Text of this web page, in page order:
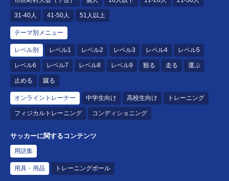
31-40人 41-50人 51人以上
テーマ別メニュー
レベル別 レベル1 レベル2 レベル3 レベル4 レベル5
レベル6 レベル7 レベル8 レベル9 観る 走る 運ぶ
止める 蹴る
オンライントレーナー 中学生向け 高校生向け トレーニング
フィジカルトレーニング コンディショニング
サッカーに関するコンテンツ
用語集
用具・用品 トレーニングボール